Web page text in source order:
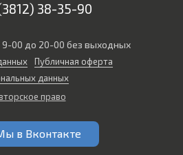
38-35-90
9-00 до 20-00 без выходных
Публичная оферта
данных
право
в Вконтакте